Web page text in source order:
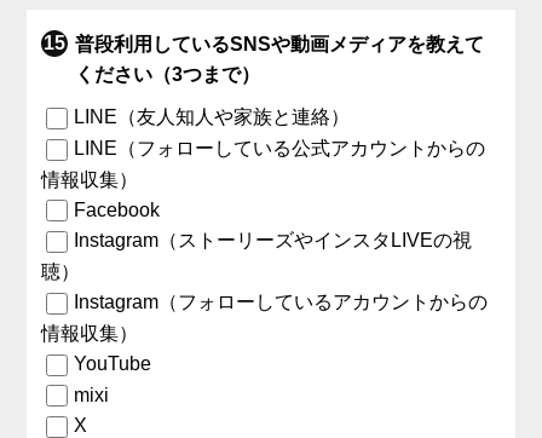
普段利用しているSNSや動画メディアを教えて
ください（3つまで）
LINE（友人知人や家族と連絡）
LINE（フォローしている公式アカウントからの
情報収集）
Facebook
Instagram（ストーリーズやインスタLIVEの視
聴）
Instagram（フォローしているアカウントからの
情報収集）
YouTube
mixi
X